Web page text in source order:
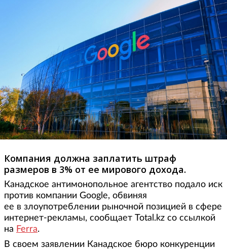
Компания должна заплатить штраф
размеров в 3% от ее мирового дохода.
Канадское антимонопольное агентство подало иск
против компании Google, обвиняя
ее в злоупотреблении рыночной позицией в сфере
интернет-рекламы, сообщает Total.kz со ссылкой
на Ferra.
В своем заявлении Канадское бюро конкуренции